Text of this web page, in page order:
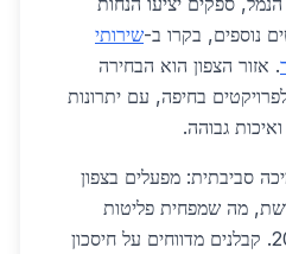
נוספים, בקרו ב-שירותי
. אזור הצפון הוא הבחירה
בחיפה, עם יתרונות
גבוהה.
סביבתית: מפעלים בצפון
מה שמפחית פליטות
ומתאים לרגולציה של 2026. קבלנים מדווחים על חיסכון